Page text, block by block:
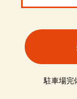
駐車場完